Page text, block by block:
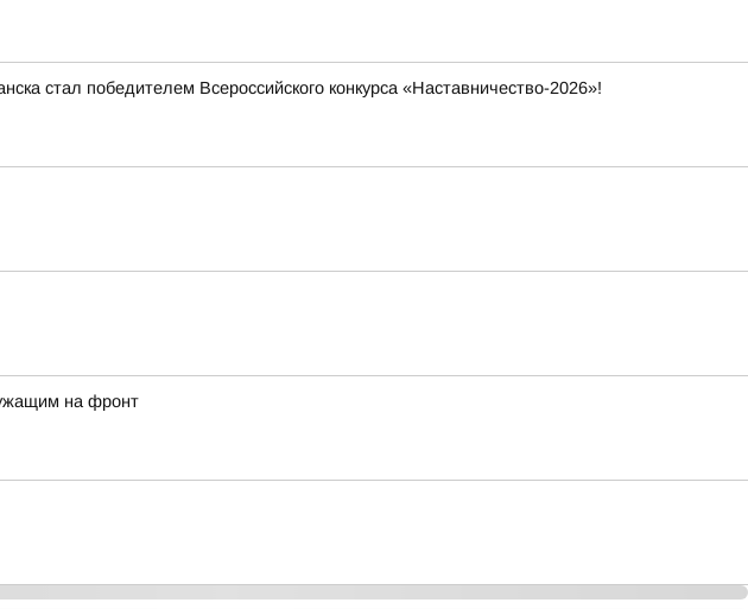
стал победителем Всероссийского конкурса «Наставничество-2026»!
на фронт